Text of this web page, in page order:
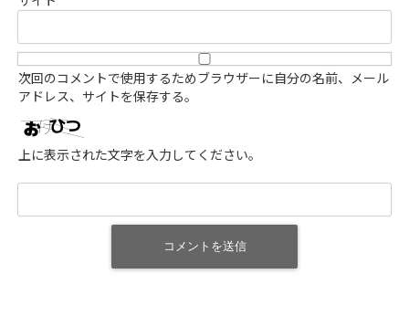
次回のコメントで使用するためブラウザーに自分の名前、メール
アドレス、サイトを保存する。
上に表示された文字を入力してください。